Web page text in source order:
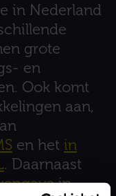
in Nederland
grote
en
Ook komt
aan,
en het in
. Daarnaast
in